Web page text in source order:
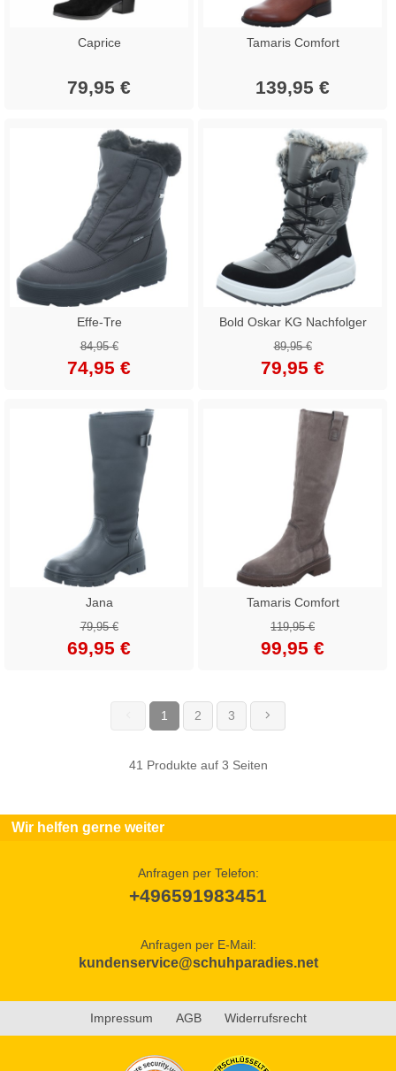
Caprice
79,95 €
Tamaris Comfort
139,95 €
Effe-Tre
84,95 €
74,95 €
Bold Oskar KG Nachfolger
89,95 €
79,95 €
Jana
79,95 €
69,95 €
Tamaris Comfort
119,95 €
99,95 €
1 (current)
2 3
41 Produkte auf 3 Seiten
Wir helfen gerne weiter
Anfragen per Telefon:
+496591983451
Anfragen per E-Mail:
kundenservice@schuhparadies.net
Impressum AGB Widerrufsrecht